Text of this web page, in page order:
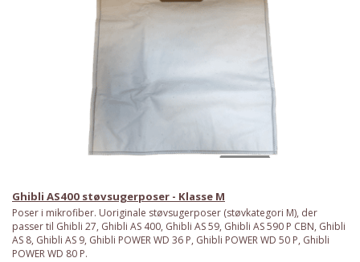
Ghibli AS400 støvsugerposer - Klasse M
Poser i mikrofiber. Uoriginale støvsugerposer (støvkategori M), der
passer til Ghibli 27, Ghibli AS 400, Ghibli AS 59, Ghibli AS 590 P CBN, Ghibli
AS 8, Ghibli AS 9, Ghibli POWER WD 36 P, Ghibli POWER WD 50 P, Ghibli
POWER WD 80 P.